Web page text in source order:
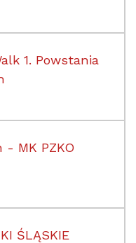
1. Powstania
- MK PZKO
ŚLĄSKIE